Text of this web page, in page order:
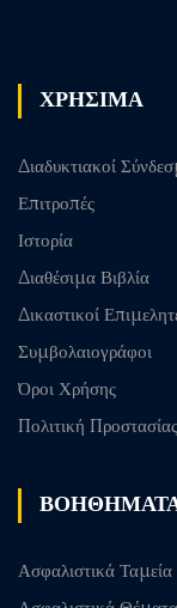
ΧΡΗΣΙΜΑ
Διαδυκτιακοί
Επιτροπές
Ιστορία
Διαθέσιμα Βιβλία
Δικαστικοί
Συμβολαιογράφοι
Όροι Χρήσης
Πολιτική
Ασφαλιστικά